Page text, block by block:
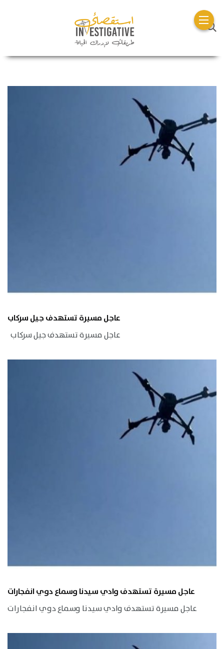
عاجل مسيرة تستهدف جيل سركاب
عاجل مسيرة تستهدف جيل سركاب
عاجل مسيرة تستهدف وادي سيدنا وسماع دوي انفجارات
عاجل مسيرة تستهدف وادي سيدنا وسماع دوي انفجارات